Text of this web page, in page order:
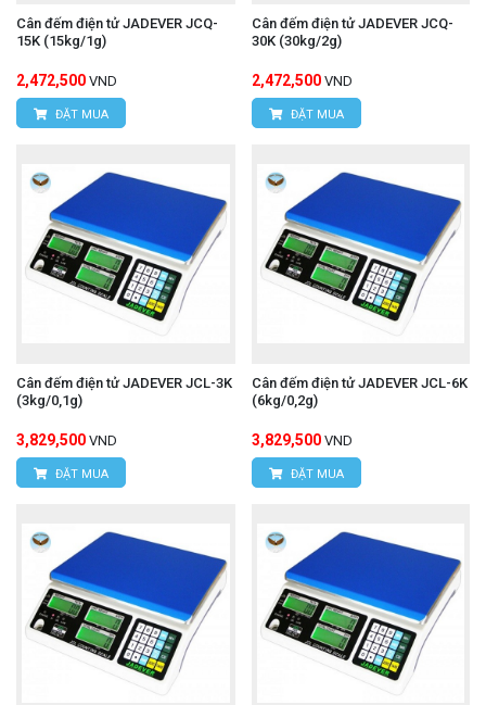
Cân đếm điện tử JADEVER JCQ-
15K (15kg/1g)
2,472,500 VND
ĐẶT MUA
Cân đếm điện tử JADEVER JCQ-
30K (30kg/2g)
2,472,500 VND
ĐẶT MUA
Cân đếm điện tử JADEVER JCL-3K
(3kg/0,1g)
3,829,500 VND
ĐẶT MUA
Cân đếm điện tử JADEVER JCL-6K
(6kg/0,2g)
3,829,500 VND
ĐẶT MUA